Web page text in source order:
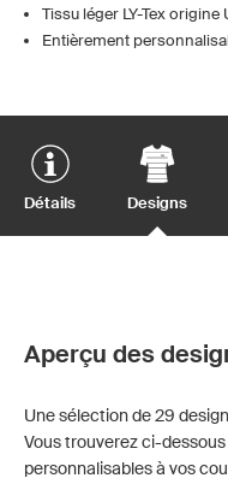
Tissu léger LY-Tex origine
Entièrement
Détails Designs
Aperçu des
Une sélection de 29
Vous trouverez ci-
personnalisables à vos